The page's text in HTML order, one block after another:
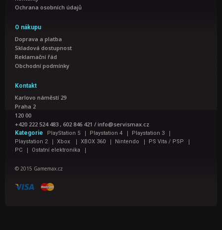
Ochrana osobních údajů
O nákupu
Doprava a platba
Skladová dostupnost
Reklamační řád
Obchodní podmínky
Kontakt
Karlovo náměstí 29
Praha 2
120 00
+420 222 524 483 , 602 846 421 / info@servismax.cz
Kategorie PlayStation 5 | Playstation 4 | Playstation 3 |
Playstation 2 | Xbox | XBOX 360 | Nintendo | PS Vita / PSP |
PC | Ostatní elektronika |
© 2015 Gamemax.cz